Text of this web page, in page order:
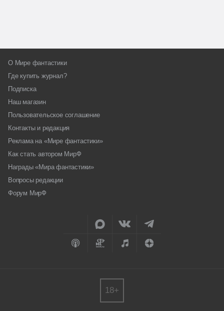
О Мире фантастики
Где купить журнал?
Подписка
Наш магазин
Пользовательское соглашение
Контакты и редакция
Реклама на «Мире фантастики»
Как стать автором МирФ
Награды «Мира фантастики»
Вопросы редакции
Форум МирФ
18+